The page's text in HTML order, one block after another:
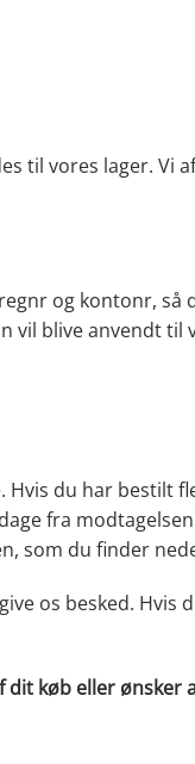
til vores lager.
og kontonr,
vil blive anvendt til
du har bestilt
fra
som du finder
os besked.
køb eller ønsker